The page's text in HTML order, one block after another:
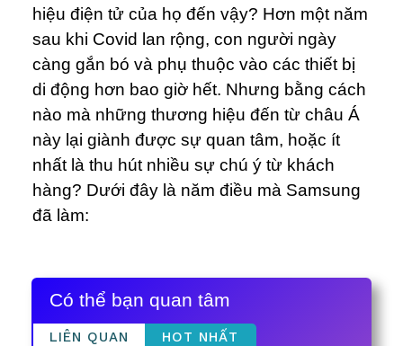
hiệu điện tử của họ đến vậy? Hơn một năm
sau khi Covid lan rộng, con người ngày
càng gắn bó và phụ thuộc vào các thiết bị
di động hơn bao giờ hết. Nhưng bằng cách
nào mà những thương hiệu đến từ châu Á
này lại giành được sự quan tâm, hoặc ít
nhất là thu hút nhiều sự chú ý từ khách
hàng? Dưới đây là năm điều mà Samsung
đã làm:
Có thể bạn quan tâm
LIÊN QUAN HOT NHẤT